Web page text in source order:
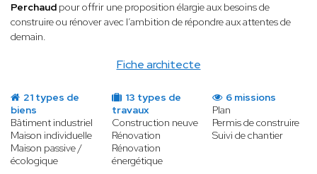
Fiche architecte
Perchaud pour offrir une proposition élargie aux besoins de
construire ou rénover avec l’ambition de répondre aux attentes de
demain.
21 types de
biens
Bâtiment industriel
Maison individuelle
Maison passive /
écologique
13 types de
travaux
Construction neuve
Rénovation
Rénovation
énergétique
6 missions
Plan
Permis de construire
Suivi de chantier